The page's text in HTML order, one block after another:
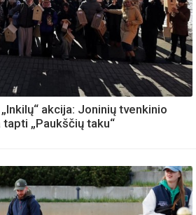
akcija: Joninių tvenkinio
„Paukščių taku“